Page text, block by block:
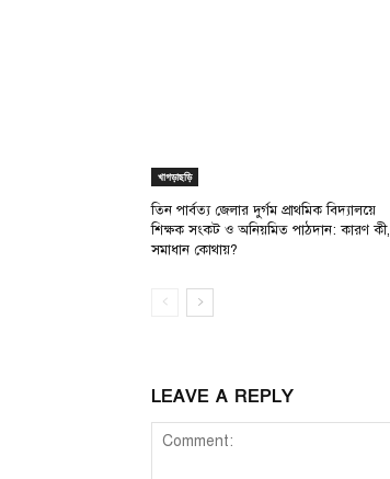
খাগড়াছড়ি
তিন পার্বত্য জেলার দুর্গম প্রাথমিক বিদ্যালয়ে
শিক্ষক সংকট ও অনিয়মিত পাঠদান: কারণ কী,
সমাধান কোথায়?
LEAVE A REPLY